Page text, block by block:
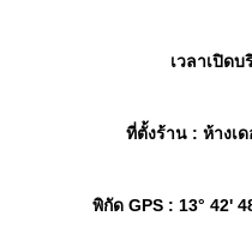
เวลาเปิดบ
ที่ตั้งร้าน: ห้างเ
พิกัด GPS: 13° 42'